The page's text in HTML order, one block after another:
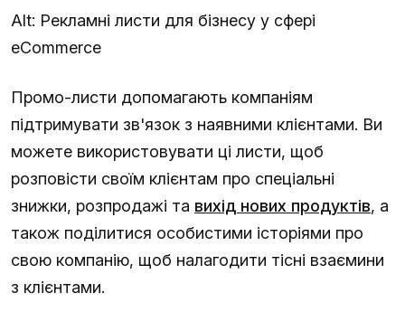
Alt: Рекламні листи для бізнесу у сфері
eCommerce
Промо-листи допомагають компаніям
підтримувати зв'язок з наявними клієнтами. Ви
можете використовувати ці листи, щоб
розповісти своїм клієнтам про спеціальні
знижки, розпродажі та вихід нових продуктів, а
також поділитися особистими історіями про
свою компанію, щоб налагодити тісні взаємини
з клієнтами.